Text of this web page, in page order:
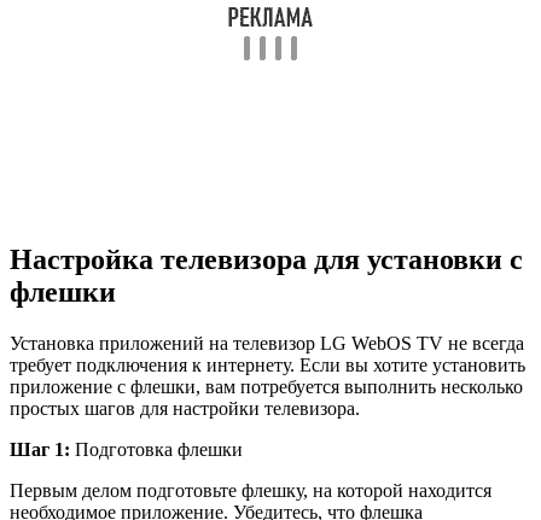
Настройка телевизора для установки с
флешки
Установка приложений на телевизор LG WebOS TV не всегда
требует подключения к интернету. Если вы хотите установить
приложение с флешки, вам потребуется выполнить несколько
простых шагов для настройки телевизора.
Шаг 1: Подготовка флешки
Первым делом подготовьте флешку, на которой находится
необходимое приложение. Убедитесь, что флешка